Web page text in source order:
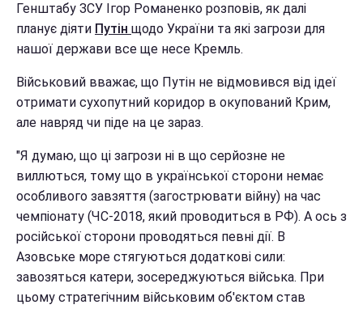
Генштабу ЗСУ Ігор Романенко розповів, як далі
планує діяти Путін щодо України та які загрози для
нашої держави все ще несе Кремль.
Військовий вважає, що Путін не відмовився від ідеї
отримати сухопутний коридор в окупований Крим,
але навряд чи піде на це зараз.
"Я думаю, що ці загрози ні в що серйозне не
виллються, тому що в української сторони немає
особливого завзяття (загострювати війну) на час
чемпіонату (ЧС-2018, який проводиться в РФ). А ось з
російської сторони проводяться певні дії. В
Азовське море стягуються додаткові сили:
завозяться катери, зосереджуються війська. При
цьому стратегічним військовим об'єктом став